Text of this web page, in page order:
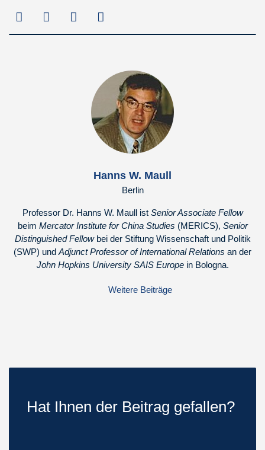
Hanns W. Maull
Berlin
Professor Dr. Hanns W. Maull ist Senior Associate Fellow
beim Mercator Institute for China Studies (MERICS), Senior
Distinguished Fellowbei der Stiftung Wissenschaft und Politik
(SWP) und Adjunct Professor of International Relations an der
John Hopkins University SAIS Europein Bologna.
Weitere Beiträge
Hat Ihnen der Beitrag gefallen?